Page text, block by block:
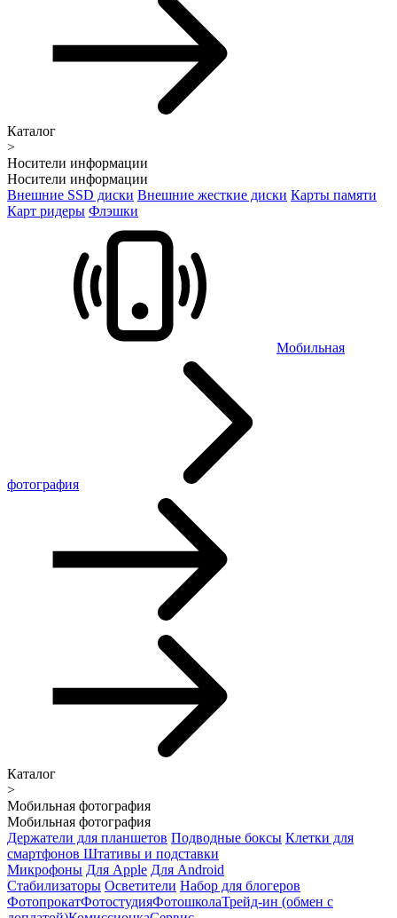
Каталог
>
Носители информации
Носители информации
Внешние SSD диски Внешние жесткие диски Карты памяти
Карт ридеры Флэшки
Мобильная
фотография
Каталог
>
Мобильная фотография
Мобильная фотография
Держатели для планшетов Подводные боксы Клетки для
смартфонов Штативы и подставки
Микрофоны Для Apple Для Android
Стабилизаторы Осветители Набор для блогеров
ФотопрокатФотостудияФотошколаТрейд-ин (обмен с